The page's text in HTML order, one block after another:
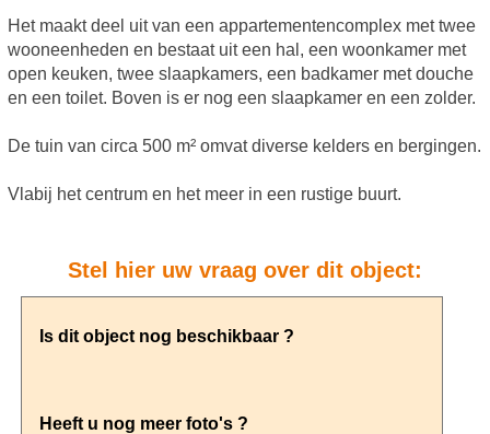
Het maakt deel uit van een appartementencomplex met twee
wooneenheden en bestaat uit een hal, een woonkamer met
open keuken, twee slaapkamers, een badkamer met douche
en een toilet. Boven is er nog een slaapkamer en een zolder.
De tuin van circa 500 m² omvat diverse kelders en bergingen.
Vlabij het centrum en het meer in een rustige buurt.
Stel hier uw vraag over dit object: